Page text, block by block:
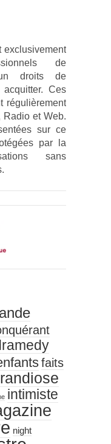
exclusivement
de
droits de
Ces
régulièrement
Radio et Web.
sur ce
par la
sans
faits
intimiste
night